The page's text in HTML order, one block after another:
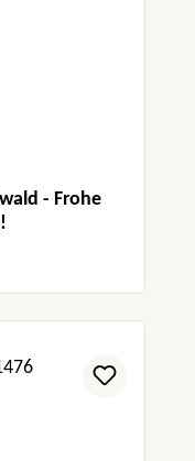
- Frohe